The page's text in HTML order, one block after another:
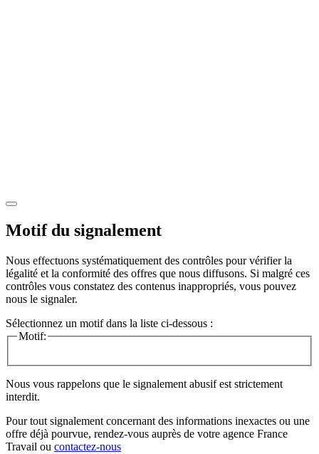
Motif du signalement
Nous effectuons systématiquement des contrôles pour vérifier la
légalité et la conformité des offres que nous diffusons. Si malgré ces
contrôles vous constatez des contenus inappropriés, vous pouvez
nous le signaler.
Sélectionnez un motif dans la liste ci-dessous :
Motif:
Nous vous rappelons que le signalement abusif est strictement
interdit.
Pour tout signalement concernant des informations inexactes ou une
offre déjà pourvue, rendez-vous auprès de votre agence France
Travail ou contactez-nous